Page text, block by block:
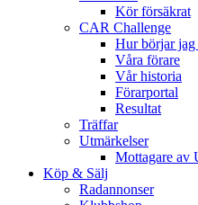
Kör försäkrat
CAR Challenge
Hur börjar jag
Våra förare
Vår historia
Förarportal
Resultat
Träffar
Utmärkelser
Mottagare av
Köp & Sälj
Radannonser